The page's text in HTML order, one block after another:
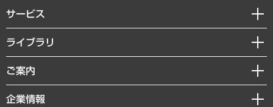
サービス
経営戦略
組織・人事戦略
デジタルイノベーション
ライブラリ
経済調査
レポート
コラム
ご案内
セミナー・イベント情報
企業情報